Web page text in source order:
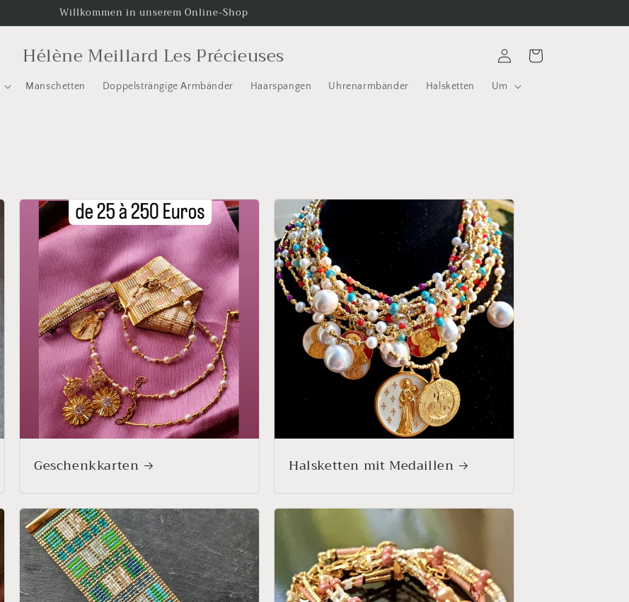
Willkommen in unserem Online-Shop
Hélène Meillard Les Précieuses
Manschetten Doppelsträngige Armbänder Haarspangen Uhrenarmbänder Halsketten Um
EinloggenWarenkorb
Geschenkkarten Halsketten mit Medaillen